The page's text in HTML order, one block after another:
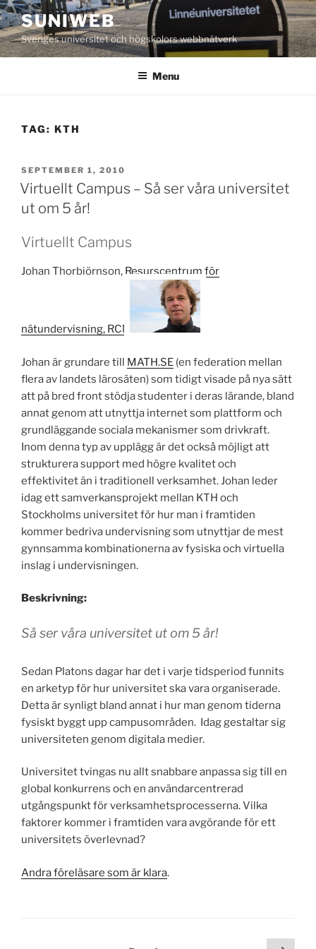
Skip
to
content
SUNIWEB
Sveriges universitet och högskolors webbnätverk
Menu
TAG: KTH
POSTED
ON
SEPTEMBER 1, 2010
Virtuellt Campus – Så ser våra universitet
ut om 5 år!
Virtuellt Campus
Johan Thorbiörnson, Resurscentrum för
nätundervisning, RCN
Johan är grundare till MATH.SE (en federation mellan
flera av landets lärosäten) som tidigt visade på nya sätt
att på bred front stödja studenter i deras lärande, bland
annat genom att utnyttja internet som plattform och
grundläggande sociala mekanismer som drivkraft.
Inom denna typ av upplägg är det också möjligt att
strukturera support med högre kvalitet och
effektivitet än i traditionell verksamhet. Johan leder
idag ett samverkansprojekt mellan KTH och
Stockholms universitet för hur man i framtiden
kommer bedriva undervisning som utnyttjar de mest
gynnsamma kombinationerna av fysiska och virtuella
inslag i undervisningen.
Beskrivning:
Så ser våra universitet ut om 5 år!
Sedan Platons dagar har det i varje tidsperiod funnits
en arketyp för hur universitet ska vara organiserade.
Detta är synligt bland annat i hur man genom tiderna
fysiskt byggt upp campusområden. Idag gestaltar sig
universiteten genom digitala medier.
Universitet tvingas nu allt snabbare anpassa sig till en
global konkurrens och en användarcentrerad
utgångspunkt för verksamhetsprocesserna. Vilka
faktorer kommer i framtiden vara avgörande för ett
universitets överlevnad?
Andra föreläsare som är klara.